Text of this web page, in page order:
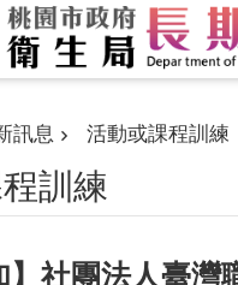
訊息 活動或課程訓練
訓練
】社團法人臺灣